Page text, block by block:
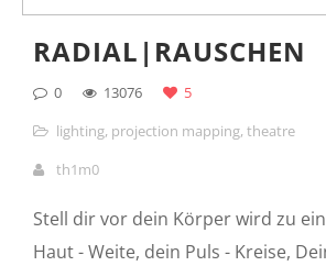
RADIAL|RAUSCHEN
0 13076
5